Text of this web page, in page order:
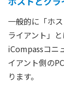
一般的に「ホ
ライアント」
iCompassコニ
イアント側の
ります。